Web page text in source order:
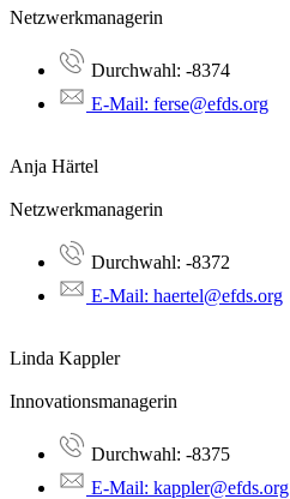
Netzwerkmanagerin
Durchwahl: -8374
E-Mail: ferse@efds.org
Anja Härtel
Netzwerkmanagerin
Durchwahl: -8372
E-Mail: haertel@efds.org
Linda Kappler
Innovationsmanagerin
Durchwahl: -8375
E-Mail: kappler@efds.org